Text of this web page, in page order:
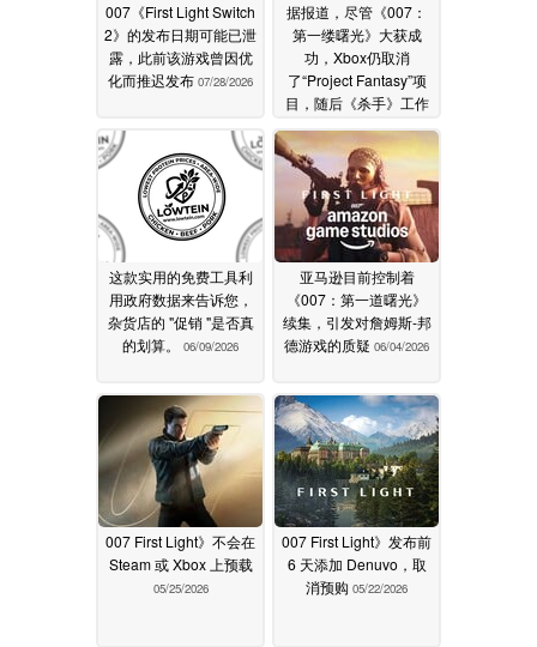
007《First Light Switch
2》的发布日期可能已泄
露，此前该游戏曾因优
化而推迟发布 07/28/2026
据报道，尽管《007：
第一缕曙光》大获成
功，Xbox仍取消
了“Project Fantasy”项
目，随后《杀手》工作
室宣布裁员07/04/2026
这款实用的免费工具利
用政府数据来告诉您，
杂货店的 "促销 "是否真
的划算。
06/09/2026
亚马逊目前控制着
《007：第一道曙光》
续集，引发对詹姆斯-邦
德游戏的质疑 06/04/2026
007 First Light》不会在
Steam 或 Xbox 上预载
05/25/2026
007 First Light》发布前
6 天添加 Denuvo，取
消预购 05/22/2026